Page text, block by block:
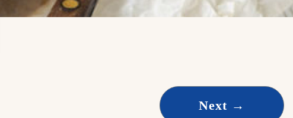
Next →